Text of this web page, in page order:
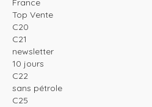
France
Top Vente
C20
C21
newsletter
10 jours
C22
sans pétrole
C25